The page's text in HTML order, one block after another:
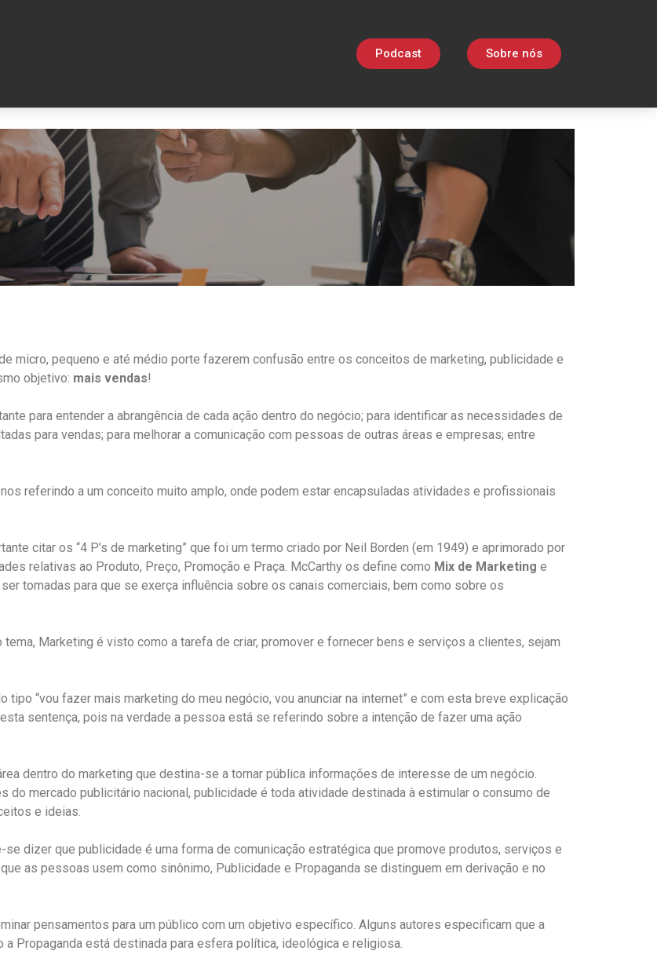
Podcast Sobre nós
micro, pequeno e até médio porte fazerem confusão entre os conceitos de marketing, publicidade e
objetivo: mais vendas!
para entender a abrangência de cada ação dentro do negócio; para identificar as necessidades de
para vendas; para melhorar a comunicação com pessoas de outras áreas e empresas; entre
referindo a um conceito muito amplo, onde podem estar encapsuladas atividades e profissionais
citar os “4 P’s de marketing” que foi um termo criado por Neil Borden (em 1949) e aprimorado por
relativas ao Produto, Preço, Promoção e Praça. McCarthy os define como Mix de Marketing e
tomadas para que se exerça influência sobre os canais comerciais, bem como sobre os
Marketing é visto como a tarefa de criar, promover e fornecer bens e serviços a clientes, sejam
“vou fazer mais marketing do meu negócio, vou anunciar na internet” e com esta breve explicação
sentença, pois na verdade a pessoa está se referindo sobre a intenção de fazer uma ação
dentro do marketing que destina-se a tornar pública informações de interesse de um negócio.
do mercado publicitário nacional, publicidade é toda atividade destinada à estimular o consumo de
e ideias.
dizer que publicidade é uma forma de comunicação estratégica que promove produtos, serviços e
as pessoas usem como sinônimo, Publicidade e Propaganda se distinguem em derivação e no
pensamentos para um público com um objetivo específico. Alguns autores especificam que a
Propaganda está destinada para esfera política, ideológica e religiosa.